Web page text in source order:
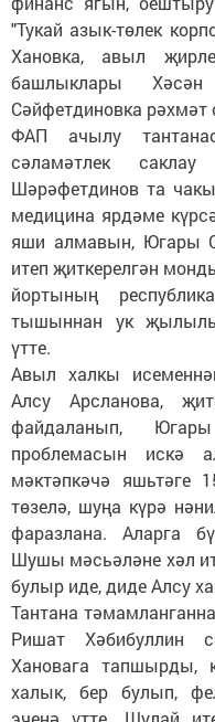
"Тукай азык-төлек
Хановка, авыл
башлыклары
Сәйфетдиновка рәхмәт
ФАП ачылу
сәламәтлек
Шәрәфетдинов та
медицина ярдәме
яши алмавын, Югары
итеп җиткерелгән
йортының
тышыннан ук
үтте.
Авыл халкы
Алсу Арсланова,
файдаланып,
проблемасын искә
мәктәпкәчә яшьтәге
төзелә, шуңа күрә
фаразлана. Аларга
Шушы мәсьәләне хәл
булыр иде, диде Алсу
Тантана
Ришат Хәбибуллин
Хановага тапшырды,
халык, бер булып,